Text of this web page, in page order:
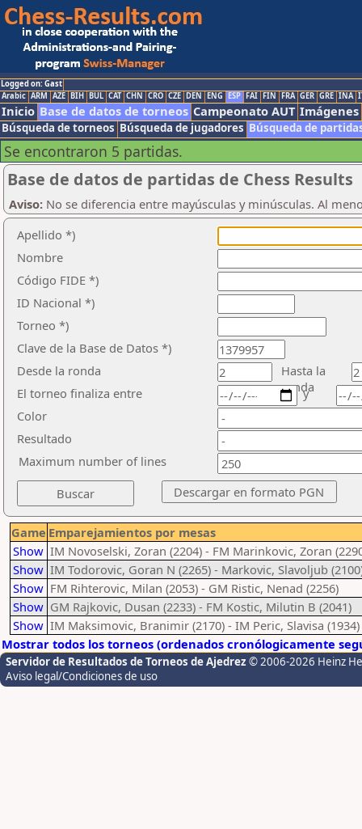
Logged on: Gast
Arabic ARM AZE BIH BUL CAT CHN CRO CZE DEN ENG ESP FAI FIN FRA GER GRE INA
Inicio Base de datos de torneos Campeonato AUT Imágenes
Búsqueda de torneos Búsqueda de jugadores Búsqueda de
Se encontraron 5 partidas.
Base de datos de partidas de Chess Results
Aviso: No se diferencia entre mayúsculas y minúsculas. Al
Apellido *)
Nombre
Código FIDE *)
ID Nacional *)
Torneo *)
Clave de la Base de Datos *)
Desde la ronda
Hasta la
ronda
El torneo finaliza entre
Color
Resultado
y
Maximum number of lines
Game Emparejamientos por mesas
Show IM Novoselski, Zoran (2204) - FM Marinkovic, Zoran
Show IM Todorovic, Goran N (2265) - Markovic, Slavoljub
Show FM Rihterovic, Milan (2053) - GM Ristic, Nenad (2256)
Show GM Rajkovic, Dusan (2233) - FM Kostic, Milutin B (2041)
Show IM Maksimovic, Branimir (2170) - IM Peric, Slavisa (1934)
Mostrar todos los torneos (ordenados cronólogicamente
Servidor de Resultados de Torneos de Ajedrez © 2006-2026 Heinz
Aviso legal/Condiciones de uso